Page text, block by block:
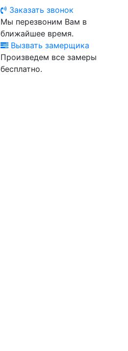
Заказать звонок
Мы перезвоним Вам в
ближайшее время.
Вызвать замерщика
Произведем все замеры
бесплатно.